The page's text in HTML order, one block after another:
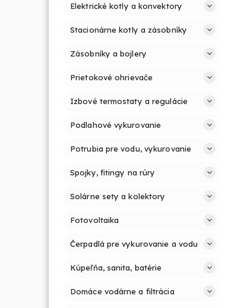
Elektrické kotly a konvektory
Stacionárne kotly a zásobníky
Zásobníky a bojlery
Prietokové ohrievače
Izbové termostaty a regulácie
Podlahové vykurovanie
Potrubia pre vodu, vykurovanie
Spojky, fitingy na rúry
Solárne sety a kolektory
Fotovoltaika
Čerpadlá pre vykurovanie a vodu
Kúpeľňa, sanita, batérie
Domáce vodárne a filtrácia